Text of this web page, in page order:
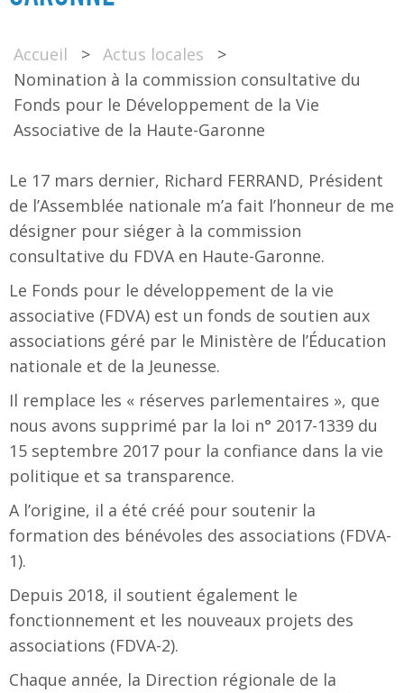
Accueil > Actus locales
>
Nomination à la commission consultative du
Fonds pour le Développement de la Vie
Associative de la Haute-Garonne
Le 17 mars dernier, Richard FERRAND, Président
de l’Assemblée nationale m’a fait l’honneur de me
désigner pour siéger à la commission
consultative du FDVA en Haute-Garonne.
Le Fonds pour le développement de la vie
associative (FDVA) est un fonds de soutien aux
associations géré par le Ministère de l’Éducation
nationale et de la Jeunesse.
Il remplace les « réserves parlementaires », que
nous avons supprimé par la loi n° 2017-1339 du
15 septembre 2017 pour la confiance dans la vie
politique et sa transparence.
A l’origine, il a été créé pour soutenir la
formation des bénévoles des associations (FDVA-
1).
Depuis 2018, il soutient également le
fonctionnement et les nouveaux projets des
associations (FDVA-2).
Chaque année, la Direction régionale de la